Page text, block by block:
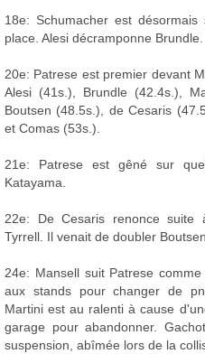
18e: Schumacher est
place. Alesi décramponne Brundle.
20e: Patrese est premier devant
Alesi (41s.), Brundle (42.4s.),
Boutsen (48.5s.), de Cesaris
et Comas (53s.).
21e: Patrese est gêné sur
Katayama.
22e: De Cesaris renonce
Tyrrell. Il venait de doubler Boutsen.
24e: Mansell suit Patrese
aux stands pour changer de
Martini est au ralenti à cause
garage pour abandonner.
suspension, abîmée lors de la